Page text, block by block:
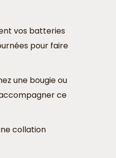
vos batteries
pour faire
une bougie ou
ce
collation